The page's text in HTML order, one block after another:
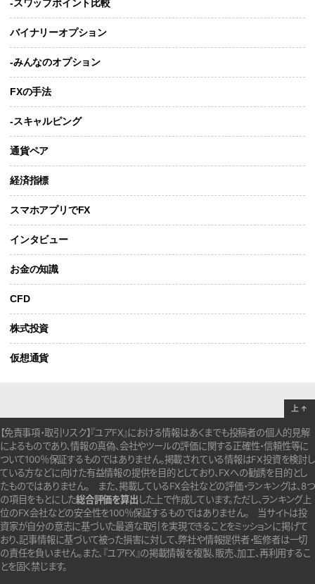
-スワップポイント比較
バイナリーオプション
-みんなのオプション
FXの手法
-スキャルピング
通貨ペア
経済指標
スマホアプリでFX
インタビュー
お金の知識
CFD
株式投資
仮想通貨
【免責事項・取引リスク】『ユアFX』における情報はあくまでも投稿者の個人的見解
によるものであり、情報の真偽、会社やツールの評価に関する正確性・信頼性等に
ついて100％保証するものではありません。掲載されている情報はFX投資を検討し
ている方などに向けた有益情報の提供を目的としており、FXへの勧誘を目的とし
たものではありません。 また、掲載しているFX会社などの評価・ランキングは、8つ
の項目をもとにした総合評価を算出 した上で作成しています。ただし、ランキング上
位のFX会社などの安全性を100％保証するものではありません。
当サイトは投
資家が自分の意志に基づいた最適な取引を実現できることをミッションに掲げて
おり、記事情報に基づいて被った損害に対して、弊社や情報提供者・監修者は一切
の責任を負いません。また、『ユアFX』の掲載情報を複製、販売、加工、再利用するこ
とを固く禁じます。
上 ↑